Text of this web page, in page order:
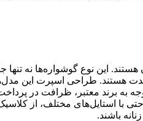
این نوع گوشواره‌ها نه تنها
هستند. طراحی اسپرت این
به برند معتبر، ظرافت در
با استایل‌های مختلف، از
باشند.